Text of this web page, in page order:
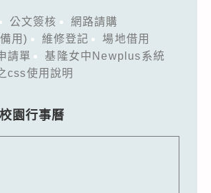
公文簽核
網路請購
用)
維修登記
場地借用
請單
基隆女中Newplus系統
css使用說明
園行事曆